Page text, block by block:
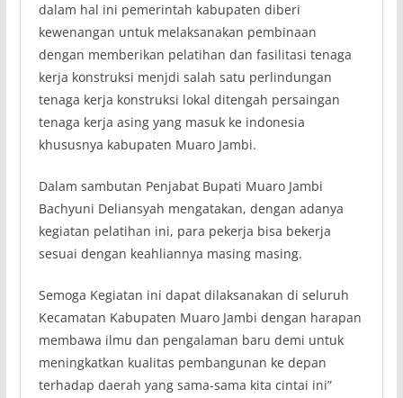
dalam hal ini pemerintah kabupaten diberi
kewenangan untuk melaksanakan pembinaan
dengan memberikan pelatihan dan fasilitasi tenaga
kerja konstruksi menjdi salah satu perlindungan
tenaga kerja konstruksi lokal ditengah persaingan
tenaga kerja asing yang masuk ke indonesia
khususnya kabupaten Muaro Jambi.
Dalam sambutan Penjabat Bupati Muaro Jambi
Bachyuni Deliansyah mengatakan, dengan adanya
kegiatan pelatihan ini, para pekerja bisa bekerja
sesuai dengan keahliannya masing masing.
Semoga Kegiatan ini dapat dilaksanakan di seluruh
Kecamatan Kabupaten Muaro Jambi dengan harapan
membawa ilmu dan pengalaman baru demi untuk
meningkatkan kualitas pembangunan ke depan
terhadap daerah yang sama-sama kita cintai ini”